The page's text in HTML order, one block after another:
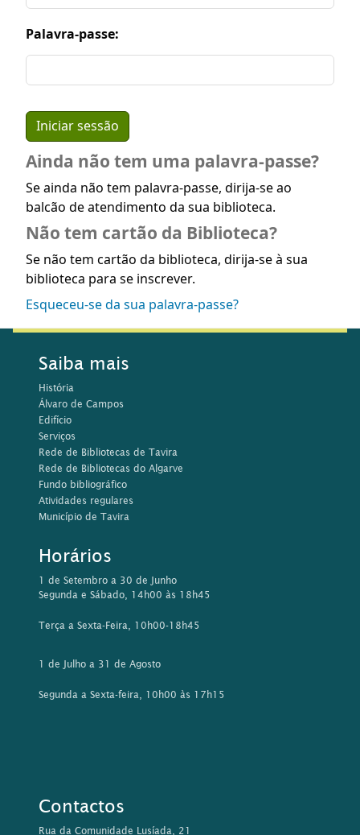
Palavra-passe:
Ainda não tem uma palavra-passe?
Se ainda não tem palavra-passe, dirija-se ao
balcão de atendimento da sua biblioteca.
Não tem cartão da Biblioteca?
Se não tem cartão da biblioteca, dirija-se à sua
biblioteca para se inscrever.
Esqueceu-se da sua palavra-passe?
Saiba mais
História
Álvaro de Campos
Edifício
Serviços
Rede de Bibliotecas de Tavira
Rede de Bibliotecas do Algarve
Fundo bibliográfico
Atividades regulares
Município de Tavira
Horários
1 de Setembro a 30 de Junho
Segunda e Sábado, 14h00 às 18h45
Terça a Sexta-Feira, 10h00-18h45
1 de Julho a 31 de Agosto
Segunda a Sexta-feira, 10h00 às 17h15
Contactos
Rua da Comunidade Lusíada, 21